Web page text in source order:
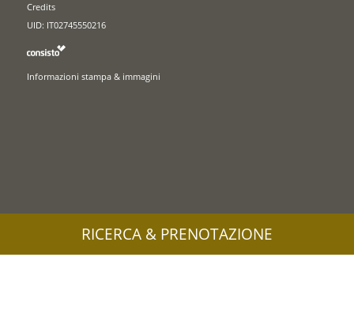
Credits
UID: IT02745550216
Informazioni stampa & immagini
RICERCA & PRENOTAZIONE